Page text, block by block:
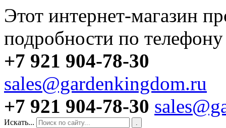
Этот интернет-магазин
подробности по телефону
+7 921 904-78-30
sales@gardenkingdom.ru
+7 921 904-78-30
Искать... .